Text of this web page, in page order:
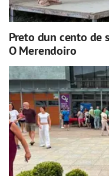
Preto dun cento de
O Merendoiro